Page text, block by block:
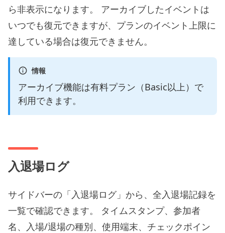
ら非表示になります。 アーカイブしたイベントは
いつでも復元できますが、プランのイベント上限に
達している場合は復元できません。
情報
アーカイブ機能は有料プラン（Basic以上）で
利用できます。
入退場ログ
サイドバーの「入退場ログ」から、全入退場記録を
一覧で確認できます。 タイムスタンプ、参加者
名、入場/退場の種別、使用端末、チェックポイン